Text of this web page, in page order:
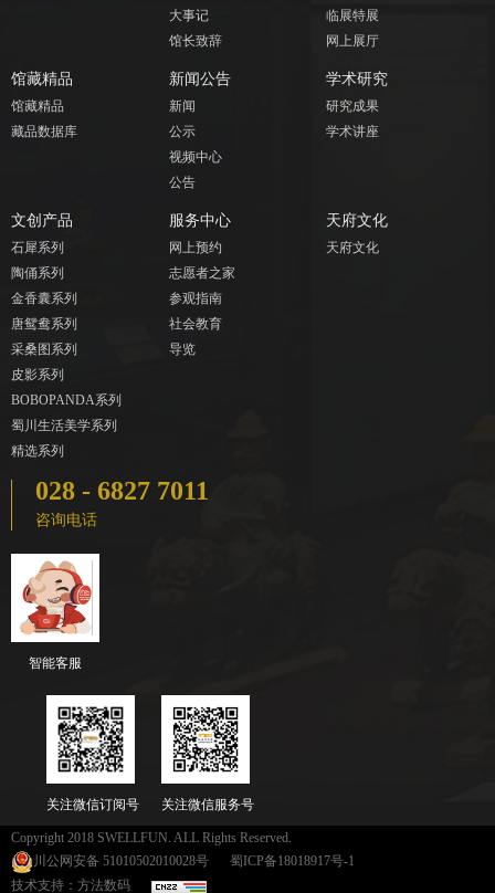
大事记
馆长致辞
临展特展
网上展厅
馆藏精品
馆藏精品
藏品数据库
新闻公告
新闻
公示
视频中心
公告
学术研究
研究成果
学术讲座
文创产品
石犀系列
陶俑系列
金香囊系列
唐鸳鸯系列
采桑图系列
皮影系列
BOBOPANDA系列
蜀川生活美学系列
精选系列
服务中心
网上预约
志愿者之家
参观指南
社会教育
导览
天府文化
天府文化
028 - 6827 7011
咨询电话
智能客服
关注微信服务号
关注微信订阅号
Copyright 2018 SWELLFUN. ALL Rights Reserved.
川公网安备 51010502010028号
蜀ICP备18018917号-1
技术支持：方法数码